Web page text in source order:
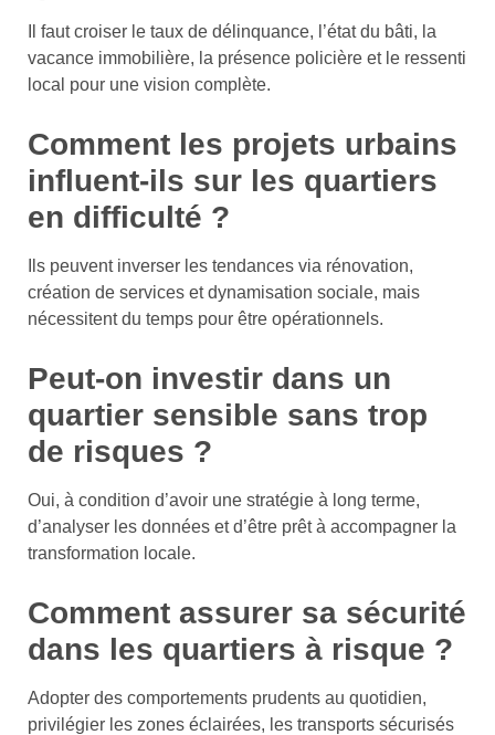
Il faut croiser le taux de délinquance, l’état du bâti, la
vacance immobilière, la présence policière et le ressenti
local pour une vision complète.
Comment les projets urbains
influent-ils sur les quartiers
en difficulté ?
Ils peuvent inverser les tendances via rénovation,
création de services et dynamisation sociale, mais
nécessitent du temps pour être opérationnels.
Peut-on investir dans un
quartier sensible sans trop
de risques ?
Oui, à condition d’avoir une stratégie à long terme,
d’analyser les données et d’être prêt à accompagner la
transformation locale.
Comment assurer sa sécurité
dans les quartiers à risque ?
Adopter des comportements prudents au quotidien,
privilégier les zones éclairées, les transports sécurisés